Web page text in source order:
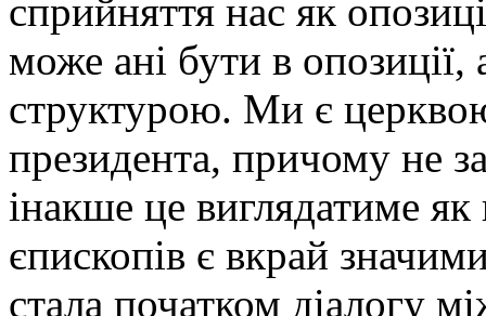
сприйняття нас як
може ані бути в
структурою. Ми є
президента, причому не
інакше це виглядатиме
єпископів є вкрай
стала початком діалогу